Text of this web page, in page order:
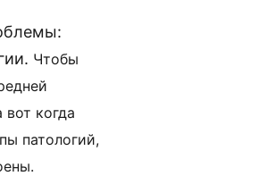
Чтобы
когда
патологий,